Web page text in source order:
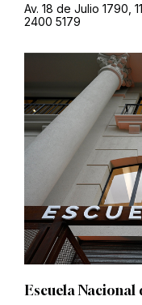
Av. 18 de Julio 1790,
2400 5179
Escuela